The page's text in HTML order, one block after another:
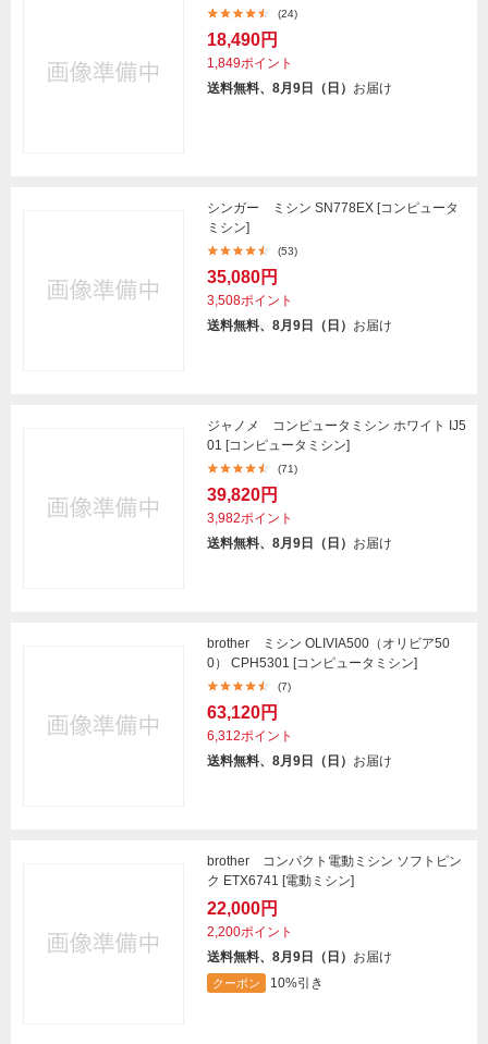
(24)
18,490円
1,849ポイント
送料無料、8月9日（日） お届け
シンガー ミシン SN778EX [コンピュータ
ミシン]
(53)
35,080円
3,508ポイント
送料無料、8月9日（日） お届け
ジャノメ コンピュータミシン ホワイト IJ5
01 [コンピュータミシン]
(71)
39,820円
3,982ポイント
送料無料、8月9日（日） お届け
brother ミシン OLIVIA500（オリビア50
0） CPH5301 [コンピュータミシン]
(7)
63,120円
6,312ポイント
送料無料、8月9日（日） お届け
brother コンパクト電動ミシン ソフトピン
ク ETX6741 [電動ミシン]
22,000円
2,200ポイント
送料無料、8月9日（日） お届け
クーポン 10%引き